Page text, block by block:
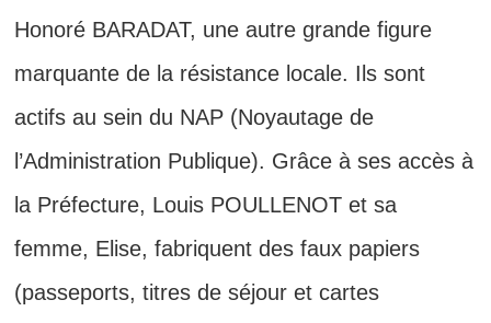
Honoré BARADAT, une autre grande figure
marquante de la résistance locale. Ils sont
actifs au sein du NAP (Noyautage de
l’Administration Publique). Grâce à ses accès à
la Préfecture, Louis POULLENOT et sa
femme, Elise, fabriquent des faux papiers
(passeports, titres de séjour et cartes